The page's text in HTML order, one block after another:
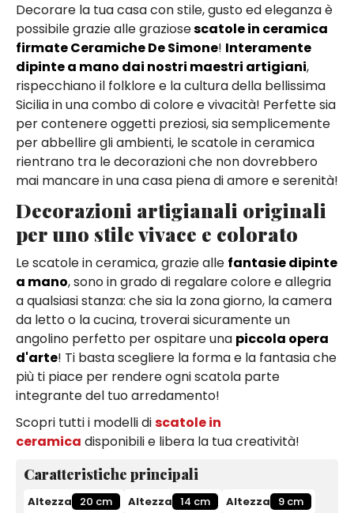
Decorare la tua casa con stile, gusto ed eleganza è
possibile grazie alle graziosescatole in ceramica
firmate Ceramiche De Simone! Interamente
dipinte a mano dai nostri maestri artigiani,
rispecchiano il folklore e la cultura della bellissima
Sicilia in una combo di colore e vivacità! Perfette sia
per contenere oggetti preziosi, sia semplicemente
per abbellire gli ambienti, le scatole in ceramica
rientrano tra le decorazioni che non dovrebbero
mai mancare in una casa piena di amore e serenità!
Decorazioni artigianali originali
per uno stile vivace e colorato
Le scatole in ceramica, grazie alle fantasie dipinte
a mano, sono in grado di regalare colore e allegria
a qualsiasi stanza: che sia la zona giorno, la camera
da letto o la cucina, troverai sicuramente un
angolino perfetto per ospitare una piccola opera
d'arte! Ti basta scegliere la forma e la fantasia che
più ti piace per rendere ogni scatola parte
integrante del tuo arredamento!
Scopri tutti i modelli discatole in
ceramica disponibili e libera la tua creatività!
Caratteristiche principali
Altezza 20 cm Altezza 14 cm Altezza
9 cm